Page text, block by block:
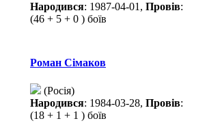
Народився: 1987-04-01, Провів:
(46 + 5 + 0 ) боїв
Роман Сімаков
(Росія)
Народився: 1984-03-28, Провів:
(18 + 1 + 1 ) боїв